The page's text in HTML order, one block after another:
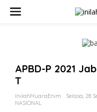
APBD-P 2021
T
InilahMuaraEnim
Selasa, 28
NASIONAL